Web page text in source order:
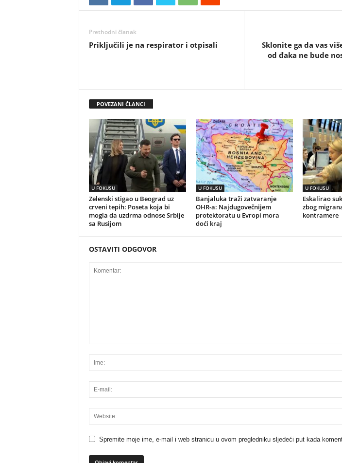
Prethodni članak
Priključili je na respirator i otpisali
Sklonite ga da vas
od đaka ne bude
POVEZANI ČLANCI
U FOKUSU
Zelenski stigao u Beograd uz
crveni tepih: Poseta koja bi
mogla da uzdrma odnose Srbije
sa Rusijom
U FOKUSU
Banjaluka traži zatvaranje
OHR-a: Najdugovečnijem
protektoratu u Evropi mora
doći kraj
U FOKUSU
Eskalirao
zbog
kontramere
OSTAVITI ODGOVOR
Spremite moje ime, e-mail i web stranicu u ovom pregledniku sljedeći put kada